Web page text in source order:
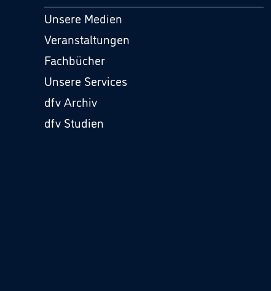
Unsere Medien
Veranstaltungen
Fachbücher
Unsere Services
dfv Archiv
dfv Studien